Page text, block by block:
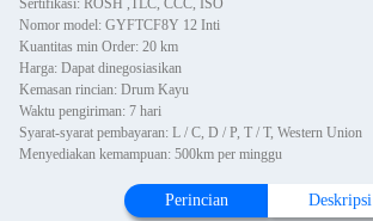
Sertifikasi: ROSH ,TLC, CCC, ISO
Nomor model: GYFTCF8Y 12 Inti
Kuantitas min Order: 20 km
Harga: Dapat dinegosiasikan
Kemasan rincian: Drum Kayu
Waktu pengiriman: 7 hari
Syarat-syarat pembayaran: L / C, D / P, T / T, Western Union
Menyediakan kemampuan: 500km per minggu
Perincian Deskripsi